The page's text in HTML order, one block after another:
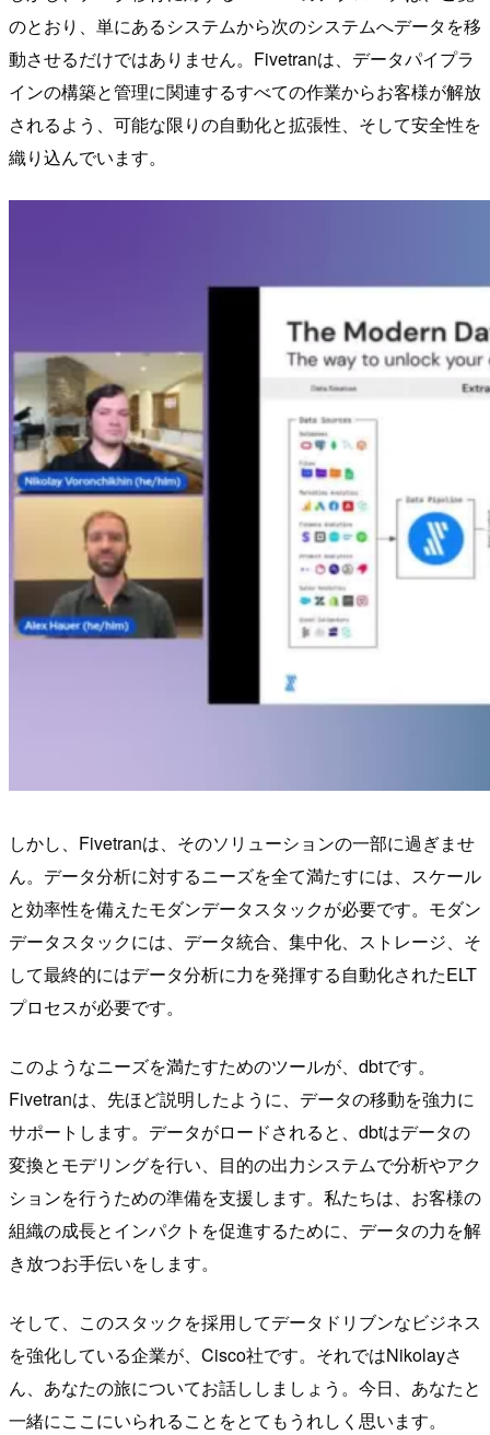
のとおり、単にあるシステムから次のシステムへデータを移
動させるだけではありません。Fivetranは、データパイプラ
インの構築と管理に関連するすべての作業からお客様が解放
されるよう、可能な限りの自動化と拡張性、そして安全性を
織り込んでいます。
しかし、Fivetranは、そのソリューションの一部に過ぎませ
ん。データ分析に対するニーズを全て満たすには、スケール
と効率性を備えたモダンデータスタックが必要です。モダン
データスタックには、データ統合、集中化、ストレージ、そ
して最終的にはデータ分析に力を発揮する自動化されたELT
プロセスが必要です。
このようなニーズを満たすためのツールが、dbtです。
Fivetranは、先ほど説明したように、データの移動を強力に
サポートします。データがロードされると、dbtはデータの
変換とモデリングを行い、目的の出力システムで分析やアク
ションを行うための準備を支援します。私たちは、お客様の
組織の成長とインパクトを促進するために、データの力を解
き放つお手伝いをします。
そして、このスタックを採用してデータドリブンなビジネス
を強化している企業が、Cisco社です。それではNikolayさ
ん、あなたの旅についてお話ししましょう。今日、あなたと
一緒にここにいられることをとてもうれしく思います。